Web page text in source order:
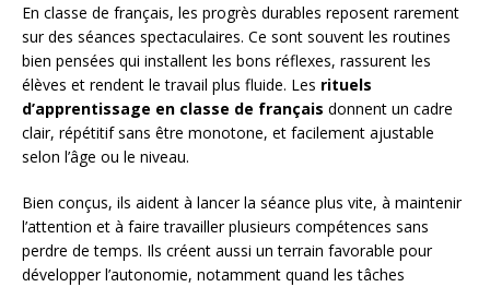
En classe de français, les progrès durables reposent rarement
sur des séances spectaculaires. Ce sont souvent les routines
bien pensées qui installent les bons réflexes, rassurent les
élèves et rendent le travail plus fluide. Les rituels
d’apprentissage en classe de français donnent un cadre
clair, répétitif sans être monotone, et facilement ajustable
selon l’âge ou le niveau.
Bien conçus, ils aident à lancer la séance plus vite, à maintenir
l’attention et à faire travailler plusieurs compétences sans
perdre de temps. Ils créent aussi un terrain favorable pour
développer l’autonomie, notamment quand les tâches